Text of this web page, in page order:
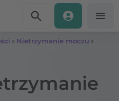
» Nietrzymanie moczu »